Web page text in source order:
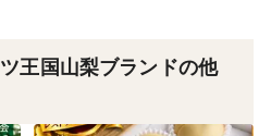
ギリまで樹上で完熟させてい
王国山梨ブランドの他